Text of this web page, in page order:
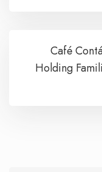
Café
Holding